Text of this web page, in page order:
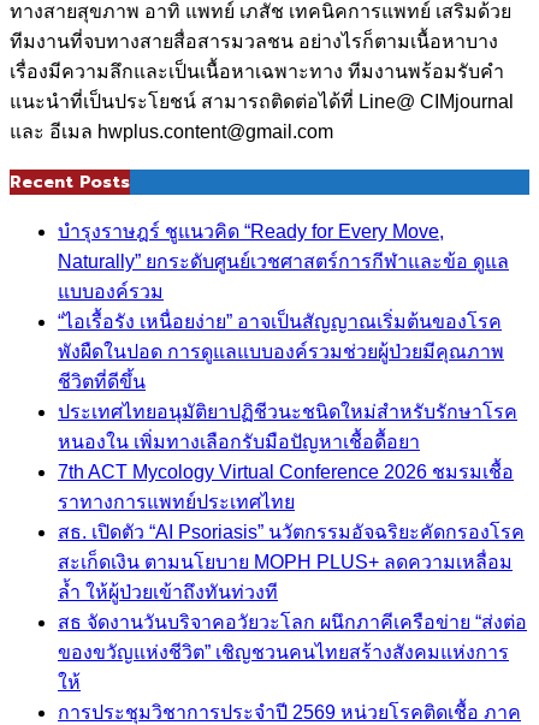
ทางสายสุขภาพ อาทิ แพทย์ เภสัช เทคนิคการแพทย์ เสริมด้วย
ทีมงานที่จบทางสายสื่อสารมวลชน อย่างไรก็ตามเนื้อหาบาง
เรื่องมีความลึกและเป็นเนื้อหาเฉพาะทาง ทีมงานพร้อมรับคำ
แนะนำที่เป็นประโยชน์ สามารถติดต่อได้ที่ Line@ CIMjournal
และ อีเมล hwplus.content@gmail.com
Recent Posts
บำรุงราษฎร์ ชูแนวคิด “Ready for Every Move,
Naturally” ยกระดับศูนย์เวชศาสตร์การกีฬาและข้อ ดูแล
แบบองค์รวม
“ไอเรื้อรัง เหนื่อยง่าย” อาจเป็นสัญญาณเริ่มต้นของโรค
พังผืดในปอด การดูแลแบบองค์รวมช่วยผู้ป่วยมีคุณภาพ
ชีวิตที่ดีขึ้น
ประเทศไทยอนุมัติยาปฏิชีวนะชนิดใหม่สำหรับรักษาโรค
หนองใน เพิ่มทางเลือกรับมือปัญหาเชื้อดื้อยา
7th ACT Mycology Virtual Conference 2026 ชมรมเชื้อ
ราทางการแพทย์ประเทศไทย
สธ. เปิดตัว “AI Psoriasis” นวัตกรรมอัจฉริยะคัดกรองโรค
สะเก็ดเงิน ตามนโยบาย MOPH PLUS+ ลดความเหลื่อม
ล้ำ ให้ผู้ป่วยเข้าถึงทันท่วงที
สธ จัดงานวันบริจาคอวัยวะโลก ผนึกภาคีเครือข่าย “ส่งต่อ
ของขวัญแห่งชีวิต” เชิญชวนคนไทยสร้างสังคมแห่งการ
ให้
การประชุมวิชาการประจำปี 2569 หน่วยโรคติดเชื้อ ภาค